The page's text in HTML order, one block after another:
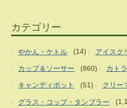
カテゴリー
やかん・ケトル (14) アイスク
カップ＆ソーサー (860) カト
キャンディポット (51) クリー
グラス・コップ・タンブラー